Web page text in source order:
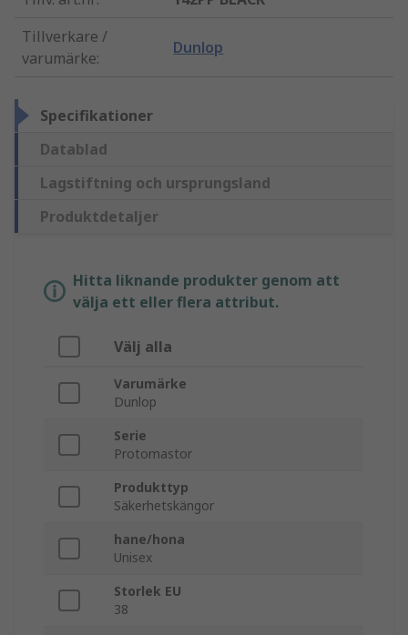
Tillverkare /
varumärke:
Dunlop
Specifikationer
Datablad
Lagstiftning och ursprungsland
Produktdetaljer
Hitta liknande produkter genom att
välja ett eller flera attribut.
Välj alla
Varumärke
Dunlop
Serie
Protomastor
Produkttyp
Säkerhetskängor
hane/hona
Unisex
Storlek EU
38